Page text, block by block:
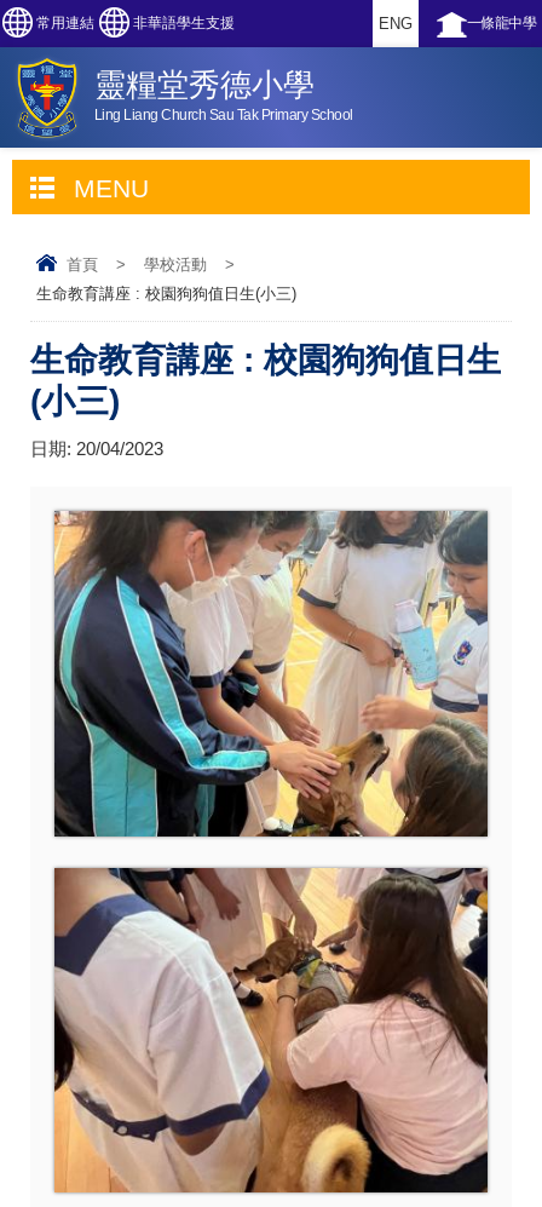
常用連結 非華語學生支援 一條龍中學
ENG
靈糧堂秀德小學
Ling Liang Church Sau Tak Primary School
MENU
首頁 > 學校活動
>
生命教育講座 : 校園狗狗值日生(小三)
生命教育講座 : 校園狗狗值日生
(小三)
日期: 20/04/2023